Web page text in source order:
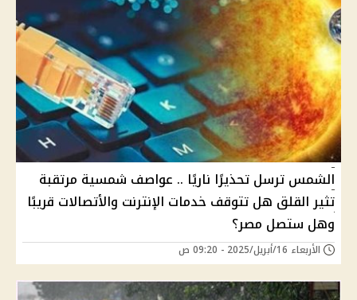
الشمس ترسل تحذيرًا ناريًا .. عواصف شمسية مرتقبة
تثير القلق هل تتوقف خدمات الإنترنت والأتصالات قريبًا
وهل ستصل مصر؟
الأربعاء 16/أبريل/2025 - 09:20 ص